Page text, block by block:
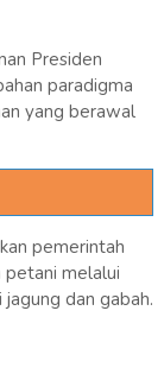
Presiden
paradigma
yang berawal
pemerintah
petani melalui
dan gabah.